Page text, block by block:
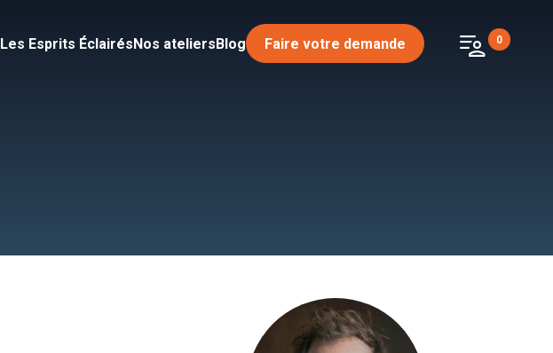
Les Esprits ÉclairésNos ateliersBlog Faire votre demande patient_list 0